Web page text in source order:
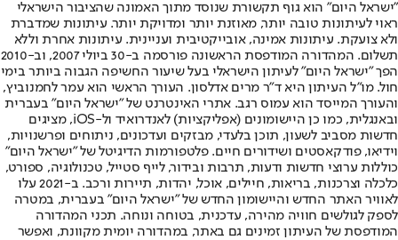
"ישראל היום" הוא גוף תקשורת שנוסד מתוך האמונה שהציבור הישראלי
ראוי לעיתונות טובה יותר, מאוזנת יותר ומדויקת יותר. עיתונות שמדברת
ולא צועקת. עיתונות אמינה, אובייקטיבית ועניינית. עיתונות אחרת וללא
תשלום. המהדורה המודפסת הראשונה פורסמה ב-30 ביולי 2007, וב-2010
הפך "ישראל היום" לעיתון הישראלי בעל שיעור החשיפה הגבוה ביותר בימי
חול. מו"ל העיתון היא ד"ר מרים אדלסון. העורך הראשי הוא עמר לחמנוביץ,
והעורך המייסד הוא עמוס רגב. אתרי האינטרנט של "ישראל היום" בעברית
ובאנגלית, כמו כן היישומונים (אפליקציות) לאנדרואיד ול-iOS, מציגים
חדשות מסביב לשעון, תוכן בלעדי, מבזקים ועדכונים, ניתוחים ופרשנויות,
וידיאו, פודקאסטים ושידורים חיים. פלטפורמות הדיגיטל של "ישראל היום"
כוללות ערוצי חדשות ודעות, תרבות ובידור, לייף סטייל, טכנולוגיה, ספורט,
כלכלה וצרכנות, בריאות, חיילים, אוכל, יהדות, תיירות ורכב. ב-2021 עלו
לאוויר האתר החדש והיישומון החדש של "ישראל היום" בעברית, במטרה
לספק לגולשים חוויה מהירה, עדכנית, בטוחה ונוחה. תכני המהדורה
המודפסת של העיתון זמינים גם באתר, במהדורה יומית מקוונת, ואפשר